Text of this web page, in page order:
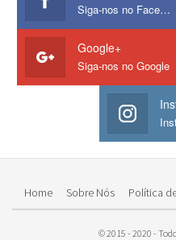
Siga-nos no Facebook
Google+
Siga-nos no Google
Home Sobre Nós Política
© 2015 - 2020 -